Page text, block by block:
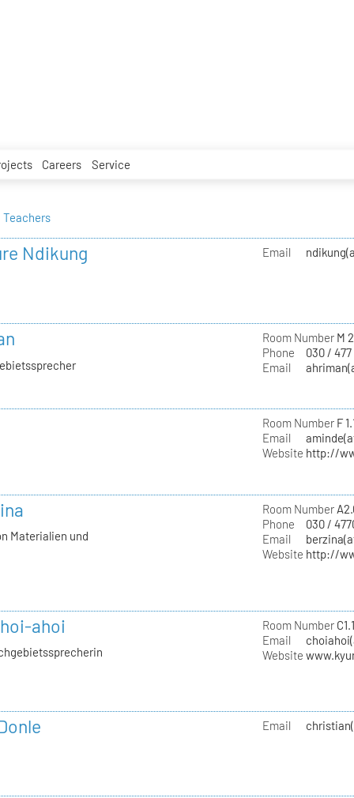
Careers Service
Teachers
Ndikung Email
Room NumberM
Phone
030 /
Email
Room NumberF
Email
Website http://
Materialien und
Room Number
Phone
030 /
Email
Website http://
ahoi Room Number
Email
Website
Email